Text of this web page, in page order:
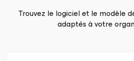
Trouvez le logiciel et le modèle
adaptés à votre